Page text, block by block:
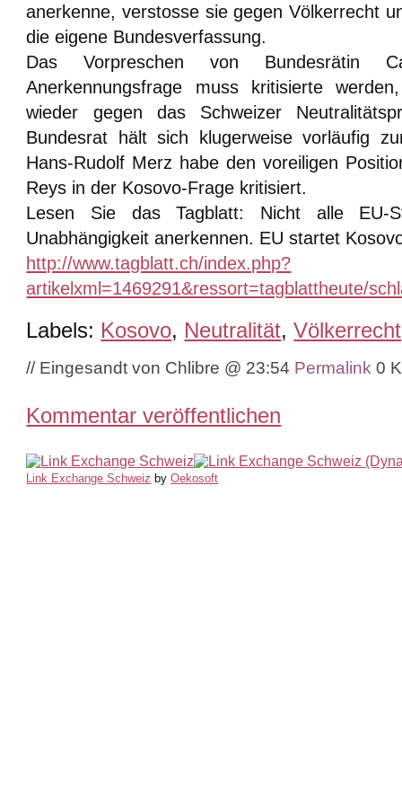
anerkenne, verstosse sie gegen Völkerrecht
die eigene Bundesverfassung.
Das Vorpreschen von Bundesrätin
Anerkennungsfrage muss kritisierte
wieder gegen das Schweizer
Bundesrat hält sich klugerweise vorläufig
Hans-Rudolf Merz habe den voreiligen
Reys in der Kosovo-Frage kritisiert.
Lesen Sie das Tagblatt: Nicht alle EU-
Unabhängigkeit anerkennen. EU startet
http://www.tagblatt.ch/index.php?
artikelxml=1469291&ressort=tagblattheute/
Labels: Kosovo, Neutralität,Völkerrecht
// Eingesandt von Chlibre @ 23:54 Permalink 0
Kommentar veröffentlichen
Link Exchange Schweiz byOekosoft